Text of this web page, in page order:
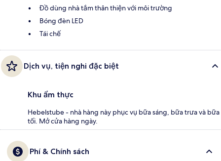
Đồ dùng nhà tắm thân thiện với môi trường
Bóng đèn LED
Tái chế
Dịch vụ, tiện nghi đặc biệt
Khu ẩm thực
Hebelstube - nhà hàng này phục vụ bữa sáng, bữa trưa và bữa
tối. Mở cửa hàng ngày.
Phí & Chính sách